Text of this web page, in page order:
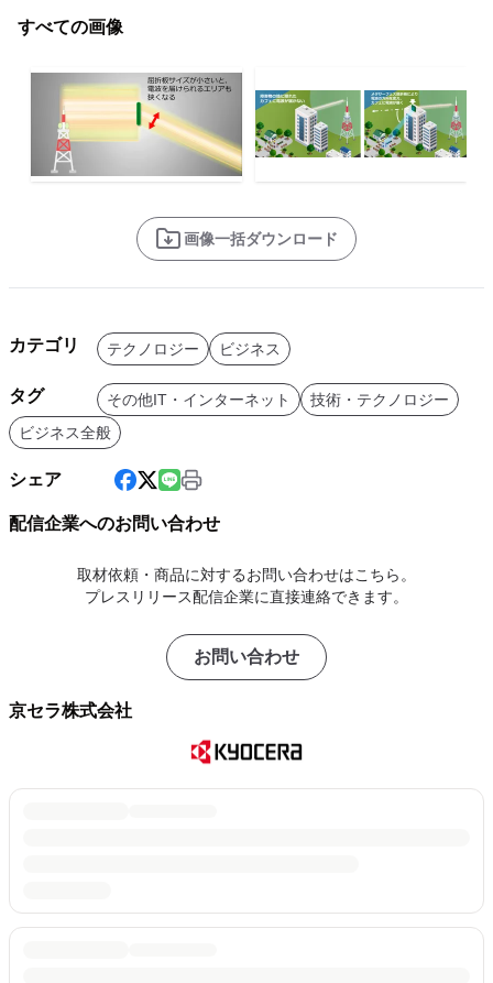
すべての画像
画像一括ダウンロード
カテゴリ テクノロジー ビジネス
タグ その他IT・インターネット
技術・テクノロジー
ビジネス全般
シェア
配信企業へのお問い合わせ
取材依頼・商品に対するお問い合わせはこちら。
プレスリリース配信企業に直接連絡できます。
お問い合わせ
京セラ株式会社